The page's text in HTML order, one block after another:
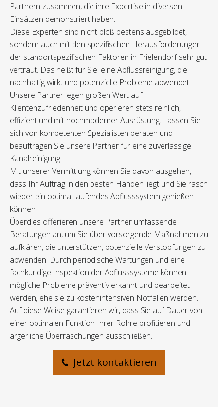
Partnern zusammen, die ihre Expertise in diversen
Einsätzen demonstriert haben.
Diese Experten sind nicht bloß bestens ausgebildet,
sondern auch mit den spezifischen Herausforderungen
der standortspezifischen Faktoren in Frielendorf sehr gut
vertraut. Das heißt für Sie: eine Abflussreinigung, die
nachhaltig wirkt und potenzielle Probleme abwendet.
Unsere Partner legen großen Wert auf
Klientenzufriedenheit und operieren stets reinlich,
effizient und mit hochmoderner Ausrüstung. Lassen Sie
sich von kompetenten Spezialisten beraten und
beauftragen Sie unsere Partner für eine zuverlässige
Kanalreinigung.
Mit unserer Vermittlung können Sie davon ausgehen,
dass Ihr Auftrag in den besten Händen liegt und Sie rasch
wieder ein optimal laufendes Abflusssystem genießen
können.
Überdies offerieren unsere Partner umfassende
Beratungen an, um Sie über vorsorgende Maßnahmen zu
aufklären, die unterstützen, potenzielle Verstopfungen zu
abwenden. Durch periodische Wartungen und eine
fachkundige Inspektion der Abflusssysteme können
mögliche Probleme präventiv erkannt und bearbeitet
werden, ehe sie zu kostenintensiven Notfällen werden.
Auf diese Weise garantieren wir, dass Sie auf Dauer von
einer optimalen Funktion Ihrer Rohre profitieren und
ärgerliche Überraschungen ausschließen.
Jetzt kontaktieren